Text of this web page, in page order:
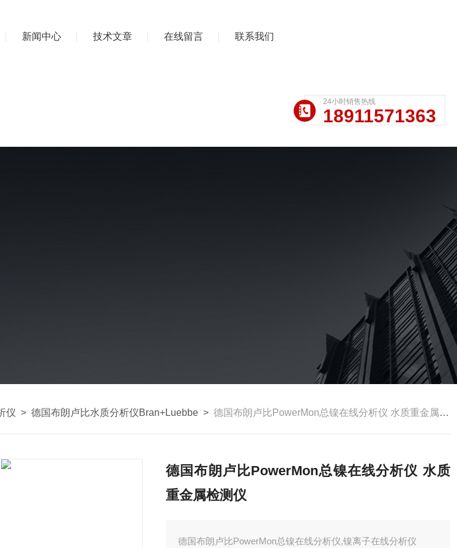
新闻中心 技术文章 在线留言 联系我们
24小时销售热线
18911571363
仪 > 德国布朗卢比水质分析仪Bran+Luebbe > 德国布朗卢比PowerMon总镍在线分析仪 水质重金属检测仪
德国布朗卢比PowerMon总镍在线分析仪 水质
重金属检测仪
德国布朗卢比PowerMon总镍在线分析仪,镍离子在线分析仪